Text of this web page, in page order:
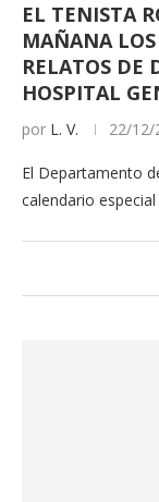
EL TENISTA
MAÑANA
RELATOS DE
HOSPITAL
por L. V. 22/12/
El Departamento
calendario